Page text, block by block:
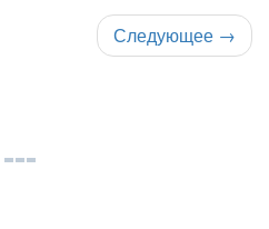
Следующее →